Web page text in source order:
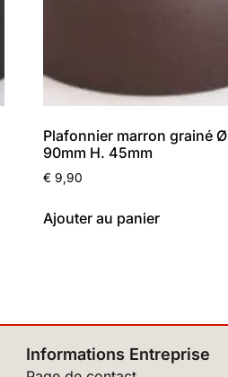
Plafonnier marron grainé Ø
90mm H. 45mm
€ 9,90
Ajouter au panier
Informations Entreprise